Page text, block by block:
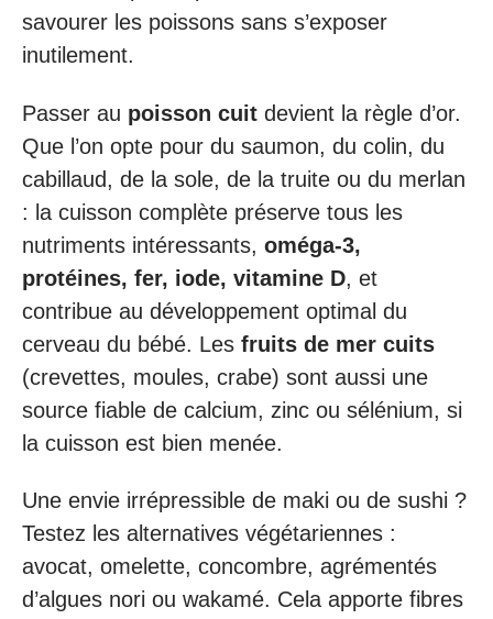
savourer les poissons sans s’exposer
inutilement.
Passer au poisson cuit devient la règle d’or.
Que l’on opte pour du saumon, du colin, du
cabillaud, de la sole, de la truite ou du merlan
: la cuisson complète préserve tous les
nutriments intéressants, oméga-3,
protéines, fer, iode, vitamine D, et
contribue au développement optimal du
cerveau du bébé. Les fruits de mer cuits
(crevettes, moules, crabe) sont aussi une
source fiable de calcium, zinc ou sélénium, si
la cuisson est bien menée.
Une envie irrépressible de maki ou de sushi ?
Testez les alternatives végétariennes :
avocat, omelette, concombre, agrémentés
d’algues nori ou wakamé. Cela apporte fibres